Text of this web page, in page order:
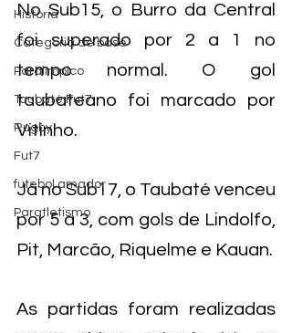
História
Categoria de base
Paralímpico
Taubaté Fut7
Rugby
Fut7
futebol amador
Paratletismo
No Sub15, o Burro da Central
foi superado por 2 a 1 no
tempo normal. O gol
taubateano foi marcado por
Vitinho.
Já no Sub17, o Taubaté venceu
por 5 a 3, com gols de Lindolfo,
Pit, Marcão, Riquelme e Kauan.